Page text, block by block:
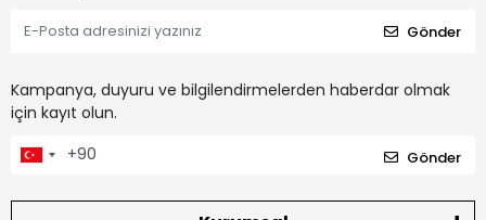
Gönder
Kampanya, duyuru ve bilgilendirmelerden haberdar olmak
için kayıt olun.
Gönder